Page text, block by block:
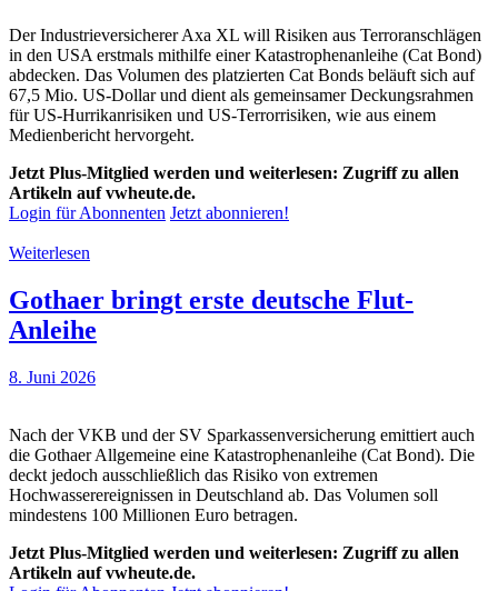
Der Industrieversicherer Axa XL will Risiken aus Terroranschlägen
in den USA erstmals mithilfe einer Katastrophenanleihe (Cat Bond)
abdecken. Das Volumen des platzierten Cat Bonds beläuft sich auf
67,5 Mio. US-Dollar und dient als gemeinsamer Deckungsrahmen
für US-Hurrikanrisiken und US-Terrorrisiken, wie aus einem
Medienbericht hervorgeht.
Jetzt Plus-Mitglied werden und weiterlesen: Zugriff zu allen
Artikeln auf vwheute.de.
Login für Abonnenten Jetzt abonnieren!
Weiterlesen
Gothaer bringt erste deutsche Flut-
Anleihe
8. Juni 2026
Nach der VKB und der SV Sparkassenversicherung emittiert auch
die Gothaer Allgemeine eine Katastrophenanleihe (Cat Bond). Die
deckt jedoch ausschließlich das Risiko von extremen
Hochwasserereignissen in Deutschland ab. Das Volumen soll
mindestens 100 Millionen Euro betragen.
Jetzt Plus-Mitglied werden und weiterlesen: Zugriff zu allen
Artikeln auf vwheute.de.